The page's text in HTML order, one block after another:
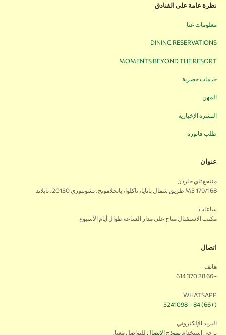
نظرة عامة على الفنادق
معلومات عنا
DINING RESERVATIONS
MOMENTS BEYOND THE RESORT
خدمات حصرية
المهن
النشرة الإخبارية
طلب فاتورة
عنوان
منتجع تاي جاردن
179/168 M5 طريق شمال باتايا، ناكلوا، بانجلامونج، تشونبوري 20150، تايلاند
ساعات
مكتب الاستقبال متاح على مدار الساعة طوال أيام الأسبوع
اتصال
هاتف
+66 38 370 614
WHATSAPP
(+66) 84 – 3241098
البريد الإلكتروني
يرجى استخدام نموذج الاتصال للتواصل معنا.